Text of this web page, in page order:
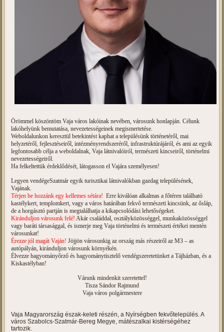
Örömmel köszöntöm Vaja város lakóinak nevében, városunk honlapján. Célunk
lakóhelyünk bemutatása, nevezetességeinek megismertetése.
Weboldalunkon keresztül betekintést kaphat a településünk történetéről, mai
helyzetéről, fejlesztéseiről, intézményrendszeréről, infrastruktúrájáról, és ami az egyik
legfontosabb célja a weboldalnak, Vaja látnivalóiról, természeti kincseiről, történelmi
nevezetességeiről.
Ha felkeltettük érdeklődését, látogasson el Vajára személyesen!
Legyen vendégeSzatmár egyik turisztikai látnivalókban gazdag településének,
Vajának.
Térjen be hozzánk egy kellemes sétára!Erre kiválóan alkalmas a főtéren található
kastélykert, templomkert, vagy a város határában fekvő természeti kincsünk, az ősláp,
de a horgásztó partján is megtalálhatja a kikapcsolódási lehetőségeket.
Kiránduljon városunk felé!Akár családdal, osztályközösséggel, munkaközösséggel
vagy baráti társasággal, és ismerje meg Vaja történelmi és természeti értékei mentén
városunkat!
Érezze jól magát Vaján! Jöjjön városunkig az ország más részeiről az M3 – as
autópályán, kiránduljon városunk környékén.
Élvezze hagyományőrző és hagyománytisztelő vendégszeretetünket a Tájházban, és a
Kiskastélyban!
Várunk mindenkit szeretettel!
Tisza Sándor Rajmund
Vaja város polgármestere
Vaja Magyarország észak-keleti részén, a Nyírségben fekvőtelepülés. A
város Szabolcs-Szatmár-Bereg Megye, mátészalkai kistérségéhez
tartozik.